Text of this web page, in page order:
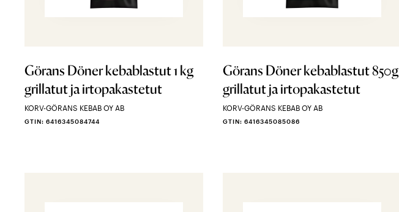
Görans Döner kebablastut 1 kg
grillatut ja irtopakastetut
KORV-GÖRANS KEBAB OY AB
GTIN: 6416345084744
Görans Döner kebablastut 850g
grillatut ja irtopakastetut
KORV-GÖRANS KEBAB OY AB
GTIN: 6416345085086